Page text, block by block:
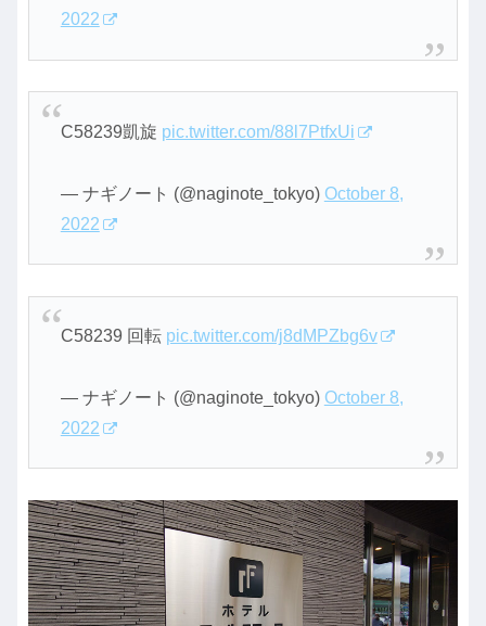
2022
C58239凱旋 pic.twitter.com/88l7PtfxUi
— ナギノート (@naginote_tokyo) October 8,
2022
C58239 回転 pic.twitter.com/j8dMPZbg6v
— ナギノート (@naginote_tokyo) October 8,
2022